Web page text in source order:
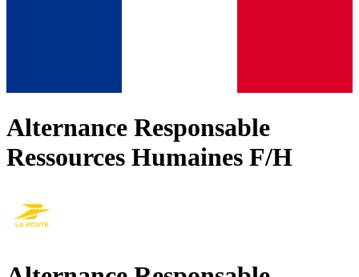
Alternance Responsable
Ressources Humaines F/H